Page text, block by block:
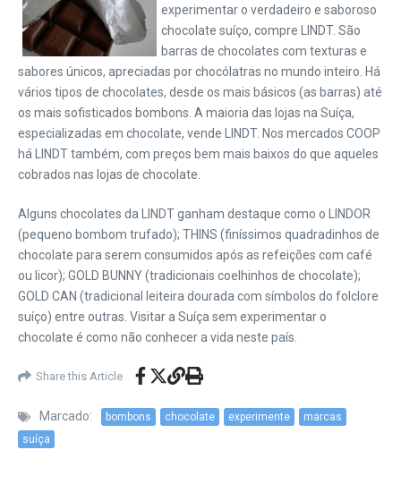
experimentar o verdadeiro e saboroso
chocolate suíço, compre LINDT. São
barras de chocolates com texturas e
sabores únicos, apreciadas por chocólatras no mundo inteiro. Há
vários tipos de chocolates, desde os mais básicos (as barras) até
os mais sofisticados bombons. A maioria das lojas na Suíça,
especializadas em chocolate, vende LINDT. Nos mercados COOP
há LINDT também, com preços bem mais baixos do que aqueles
cobrados nas lojas de chocolate.
Alguns chocolates da LINDT ganham destaque como o LINDOR
(pequeno bombom trufado); THINS (finíssimos quadradinhos de
chocolate para serem consumidos após as refeições com café
ou licor); GOLD BUNNY (tradicionais coelhinhos de chocolate);
GOLD CAN (tradicional leiteira dourada com símbolos do folclore
suíço) entre outras. Visitar a Suíça sem experimentar o
chocolate é como não conhecer a vida neste país.
Share this Article
Marcado: bombons chocolate experimente
marcas
suíça